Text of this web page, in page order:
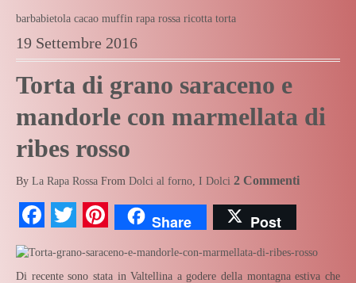
barbabietola cacao muffin rapa rossa ricotta torta
19 Settembre 2016
Torta di grano saraceno e
mandorle con marmellata di
ribes rosso
By La Rapa Rossa From Dolci al forno, I Dolci 2 Commenti
Facebook
TwitterPinterest
Share Post
Di recente sono stata in Valtellina a godere della montagna estiva che